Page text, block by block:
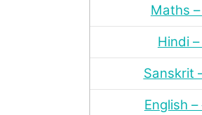
Maths –
Hindi –
Sanskrit
English –